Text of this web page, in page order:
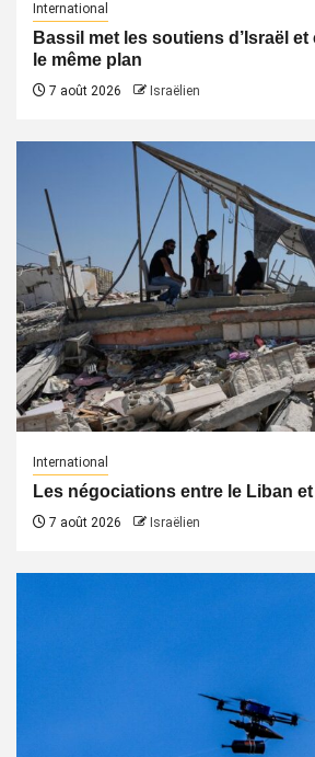
International
Bassil met les soutiens d’Israël et
le même plan
7 août 2026 Israëlien
International
Les négociations entre le Liban
7 août 2026 Israëlien